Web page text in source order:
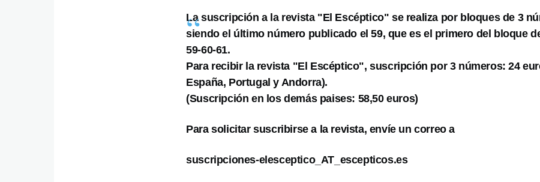
La suscripción a la revista "El Escéptico" se realiza por bloques de 3
siendo el último número publicado el 59, que es el primero del bloque
59-60-61.
Para recibir la revista "El Escéptico", suscripción por 3 números: 24
España, Portugal y Andorra).
(Suscripción en los demás paises: 58,50 euros)
Para solicitar suscribirse a la revista, envíe un correo a
suscripciones-elesceptico_AT_escepticos.es